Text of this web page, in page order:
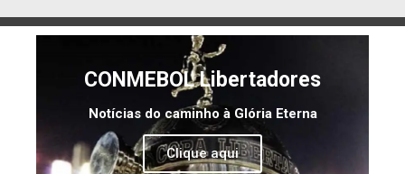
CONMEBOL Libertadores
Notícias do caminho à Glória Eterna
Clique aqui